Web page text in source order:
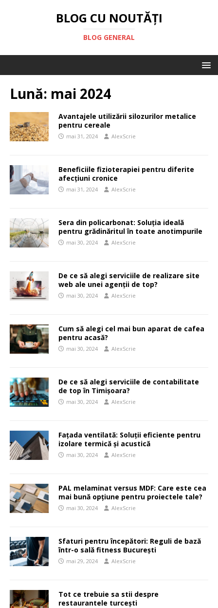
BLOG CU NOUTĂȚI
BLOG GENERAL
Lună: mai 2024
Avantajele utilizării silozurilor metalice
pentru cereale
mai 31, 2024 AlexScrie
Beneficiile fizioterapiei pentru diferite
afecțiuni cronice
mai 31, 2024 AlexScrie
Sera din policarbonat: Soluția ideală
pentru grădinăritul în toate anotimpurile
mai 30, 2024 AlexScrie
De ce să alegi serviciile de realizare site
web ale unei agenții de top?
mai 30, 2024 AlexScrie
Cum să alegi cel mai bun aparat de cafea
pentru acasă?
mai 30, 2024 AlexScrie
De ce să alegi serviciile de contabilitate
de top în Timișoara?
mai 30, 2024 AlexScrie
Fațada ventilată: Soluții eficiente pentru
izolare termică și acustică
mai 30, 2024 AlexScrie
PAL melaminat versus MDF: Care este cea
mai bună opțiune pentru proiectele tale?
mai 30, 2024 AlexScrie
Sfaturi pentru începători: Reguli de bază
într-o sală fitness București
mai 29, 2024 AlexScrie
Tot ce trebuie sa stii despre
restaurantele turcești